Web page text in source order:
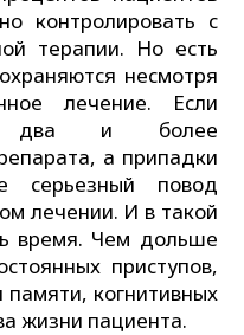
контролировать с
терапии. Но есть
несмотря
лечение. Если
два и более
а припадки
серьезный повод
лечении. И в такой
время. Чем дольше
приступов,
когнитивных
жизни пациента.